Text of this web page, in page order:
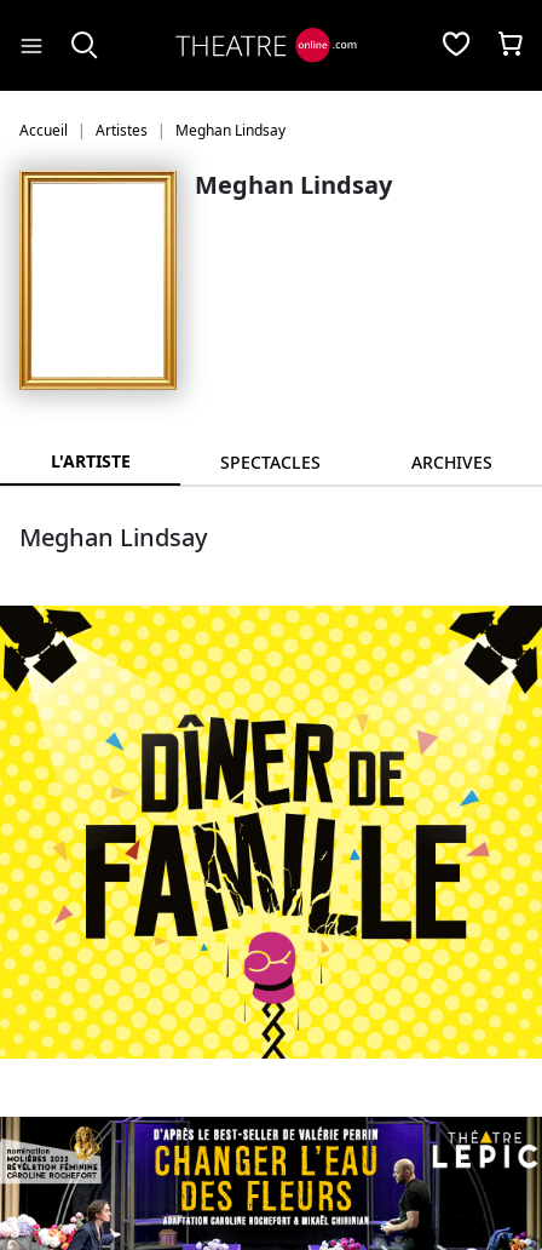
Accueil Artistes Meghan Lindsay
Meghan Lindsay
L'ARTISTE SPECTACLES ARCHIVES
Meghan Lindsay